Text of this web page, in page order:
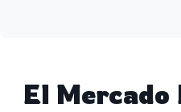
El Mercado